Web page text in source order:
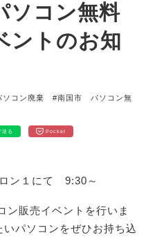
ソコン無料
ントのお知
コン廃棄
#南国市 パソコン無
る Pocket
ン１にて 9:30～
ン販売イベントを行いま
パソコンをぜひお持ち込